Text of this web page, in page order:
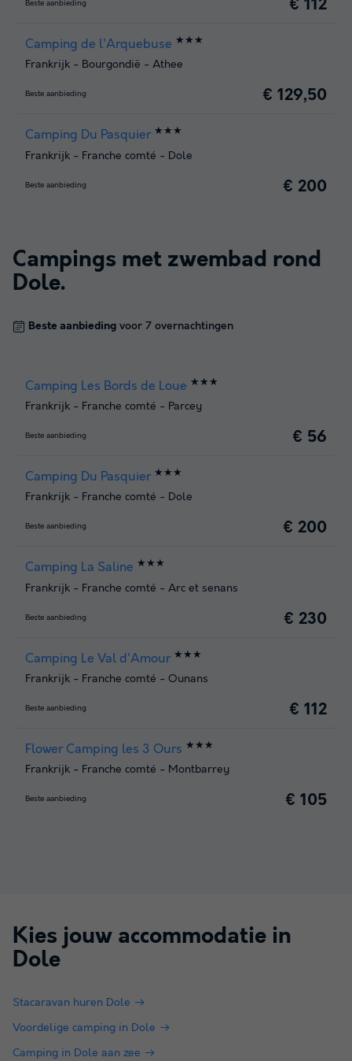
Beste aanbieding € 112
Camping de l'Arquebuse ★★★
Frankrijk - Bourgondië - Athee
Beste aanbieding € 129,50
Camping Du Pasquier ★★★
Frankrijk - Franche comté - Dole
Beste aanbieding € 200
Campings met zwembad rond
Dole.
Beste aanbieding voor 7 overnachtingen
Camping Les Bords de Loue ★★★
Frankrijk - Franche comté - Parcey
Beste aanbieding € 56
Camping Du Pasquier ★★★
Frankrijk - Franche comté - Dole
Beste aanbieding € 200
Camping La Saline ★★★
Frankrijk - Franche comté - Arc et senans
Beste aanbieding € 230
Camping Le Val d'Amour ★★★
Frankrijk - Franche comté - Ounans
Beste aanbieding € 112
Flower Camping les 3 Ours ★★★
Frankrijk - Franche comté - Montbarrey
Beste aanbieding € 105
Kies jouw accommodatie in
Dole
Stacaravan huren Dole
Voordelige camping in Dole
Camping in Dole aan zee